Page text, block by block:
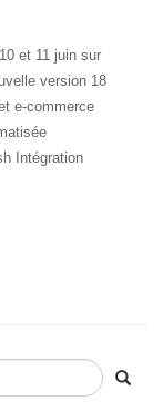
et 11 juin sur
version 18
e-commerce
Intégration